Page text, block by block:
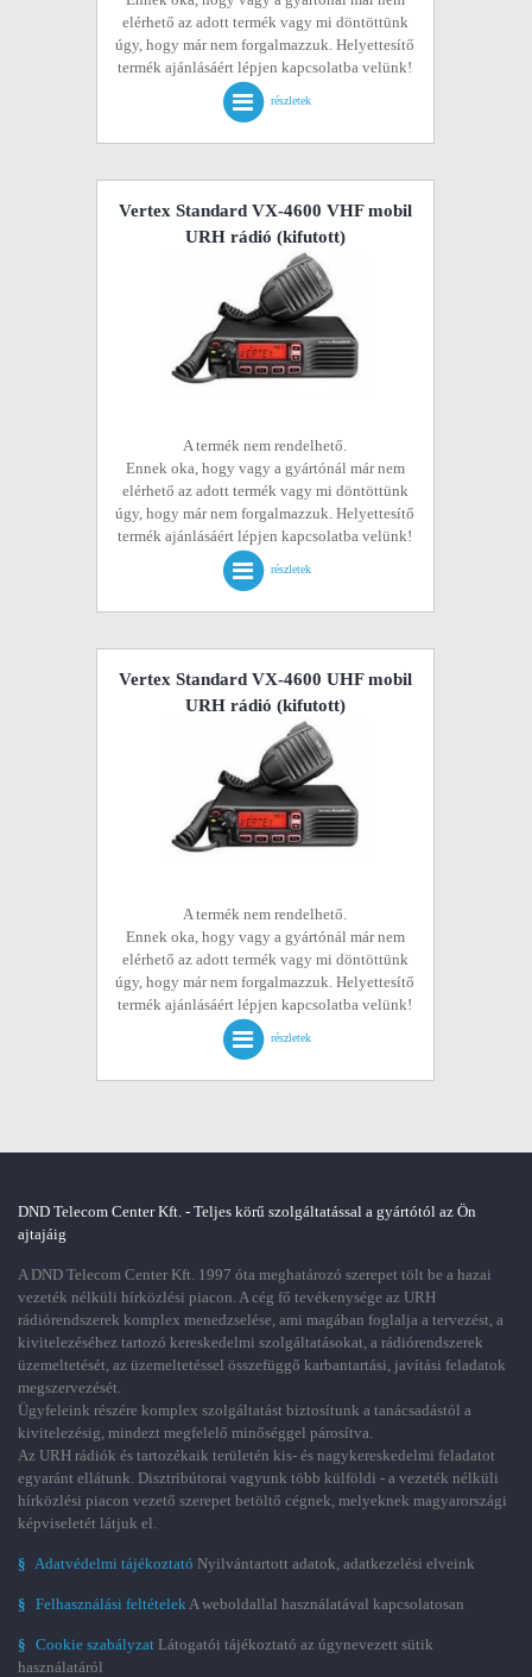
elérhető az adott termék vagy mi döntöttünk
úgy, hogy már nem forgalmazzuk. Helyettesítő
termék ajánlásáért lépjen kapcsolatba velünk!
részletek
Vertex Standard VX-4600 VHF mobil
URH rádió (kifutott)
A termék nem rendelhető.
Ennek oka, hogy vagy a gyártónál már nem
elérhető az adott termék vagy mi döntöttünk
úgy, hogy már nem forgalmazzuk. Helyettesítő
termék ajánlásáért lépjen kapcsolatba velünk!
részletek
Vertex Standard VX-4600 UHF mobil
URH rádió (kifutott)
A termék nem rendelhető.
Ennek oka, hogy vagy a gyártónál már nem
elérhető az adott termék vagy mi döntöttünk
úgy, hogy már nem forgalmazzuk. Helyettesítő
termék ajánlásáért lépjen kapcsolatba velünk!
részletek
DND Telecom Center Kft. - Teljes körű szolgáltatással a gyártótól az Ön
ajtajáig
A DND Telecom Center Kft. 1997 óta meghatározó szerepet tölt be a hazai
vezeték nélküli hírközlési piacon. A cég fő tevékenysége az URH
rádiórendszerek komplex menedzselése, ami magában foglalja a tervezést, a
kivitelezéséhez tartozó kereskedelmi szolgáltatásokat, a rádiórendszerek
üzemeltetését, az üzemeltetéssel összefüggő karbantartási, javítási feladatok
megszervezését.
Ügyfeleink részére komplex szolgáltatást biztosítunk a tanácsadástól a
kivitelezésig, mindezt megfelelő minőséggel párosítva.
Az URH rádiók és tartozékaik területén kis- és nagykereskedelmi feladatot
egyaránt ellátunk. Disztribútorai vagyunk több külföldi - a vezeték nélküli
hírközlési piacon vezető szerepet betöltő cégnek, melyeknek magyarországi
képviseletét látjuk el.
§ Adatvédelmi tájékoztató Nyilvántartott adatok, adatkezelési elveink
§ Felhasználási feltételekA weboldallal használatával kapcsolatosan
§ Cookie szabályzat Látogatói tájékoztató az úgynevezett sütik
használatáról